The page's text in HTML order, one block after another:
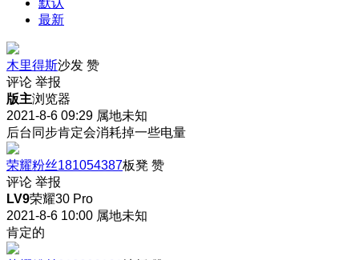
最新
木里得斯沙发 赞
评论 举报
版主浏览器
2021-8-6 09:29 属地未知
后台同步肯定会消耗掉一些电量
荣耀粉丝181054387板凳 赞
评论 举报
LV9荣耀30 Pro
2021-8-6 10:00 属地未知
肯定的